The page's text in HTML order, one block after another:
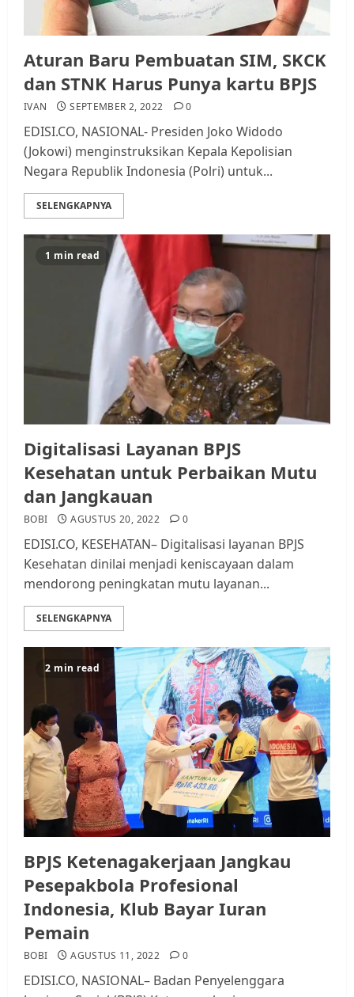
Aturan Baru Pembuatan SIM, SKCK
dan STNK Harus Punya kartu BPJS
IVAN SEPTEMBER 2, 2022 0
EDISI.CO, NASIONAL- Presiden Joko Widodo
(Jokowi) menginstruksikan Kepala Kepolisian
Negara Republik Indonesia (Polri) untuk...
SELENGKAPNYA
1 min read
Digitalisasi Layanan BPJS
Kesehatan untuk Perbaikan Mutu
dan Jangkauan
BOBI AGUSTUS 20, 2022 0
EDISI.CO, KESEHATAN– Digitalisasi layanan BPJS
Kesehatan dinilai menjadi keniscayaan dalam
mendorong peningkatan mutu layanan...
SELENGKAPNYA
2 min read
BPJS Ketenagakerjaan Jangkau
Pesepakbola Profesional
Indonesia, Klub Bayar Iuran
Pemain
BOBI AGUSTUS 11, 2022 0
EDISI.CO, NASIONAL– Badan Penyelenggara
3
Datangi Pemko Batam, Warga
Rempang Protes Lahan Mereka
Diambil untuk Sekolah Rakyat
JULI 21, 2026 0
4
Audiensi dengan Wali Kota
Batam, Soroti Aktivitas yang
JULI 17, 2026 0
Tim Advokasi Desak BP Batam
Berhenti Merampas Tanah